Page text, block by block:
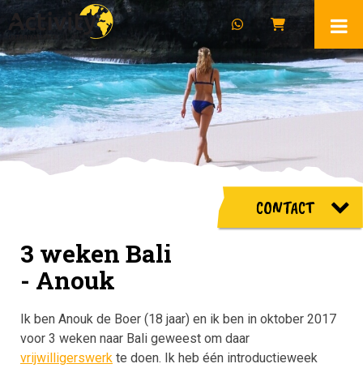
CONTACT
3 weken Bali
- Anouk
Ik ben Anouk de Boer (18 jaar) en ik ben in oktober 2017
voor 3 weken naar Bali geweest om daar
vrijwilligerswerk te doen. Ik heb één introductieweek